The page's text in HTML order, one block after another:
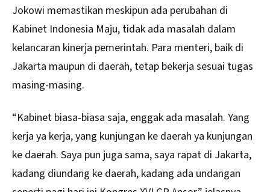
Jokowi memastikan meskipun ada perubahan di
Kabinet Indonesia Maju, tidak ada masalah dalam
kelancaran kinerja pemerintah. Para menteri, baik di
Jakarta maupun di daerah, tetap bekerja sesuai tugas
masing-masing.
“Kabinet biasa-biasa saja, enggak ada masalah. Yang
kerja ya kerja, yang kunjungan ke daerah ya kunjungan
ke daerah. Saya pun juga sama, saya rapat di Jakarta,
kadang diundang ke daerah, kadang ada undangan